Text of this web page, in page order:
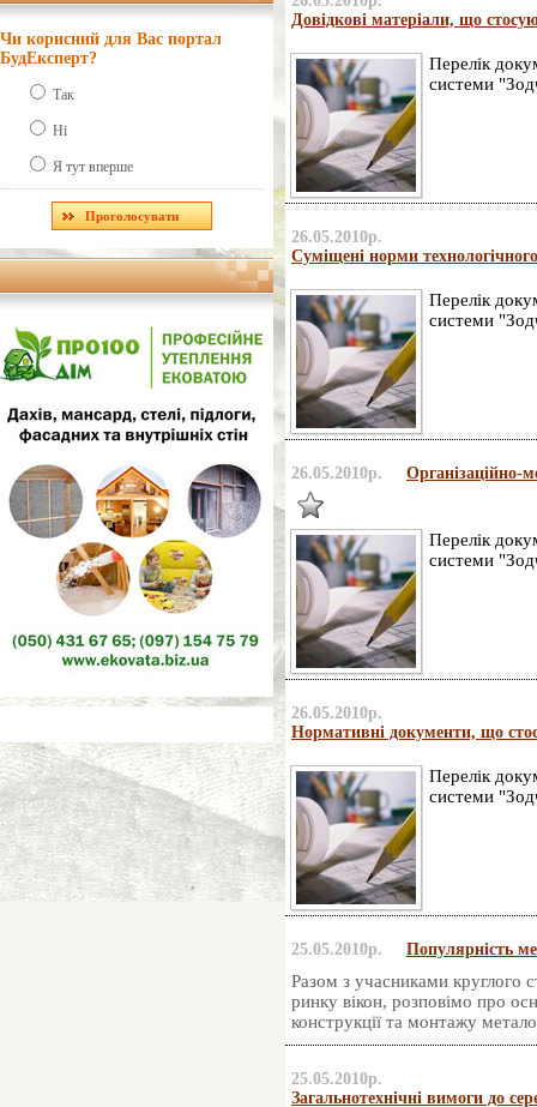
Чи корисний для Вас портал
БудЕксперт?
Так
Ні
Я тут вперше
Довідкові матеріали, що
Перелік
системи
26.05.2010р.
Суміщені норми
Перелік
системи
26.05.2010р. Організаційно-
Перелік
системи
26.05.2010р.
Нормативні документи, що
Перелік
системи
25.05.2010р. Популярність
Разом з учасниками круглого
ринку вікон, розповімо про
конструкції та монтажу
25.05.2010р.
Загальнотехнічні вимоги до